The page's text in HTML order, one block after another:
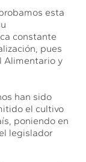
esta
constante
pues
Alimentario y
han sido
el cultivo
poniendo en
legislador